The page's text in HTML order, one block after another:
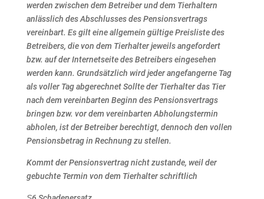
werden zwischen dem Betreiber und dem Tierhaltern
anlässlich des Abschlusses des Pensionsvertrags
vereinbart. Es gilt eine allgemein gültige Preisliste des
Betreibers, die von dem Tierhalter jeweils angefordert
bzw. aufder Internetseite des Betreibers eingesehen
werden kann. Grundsätzlich wird jeder angefangerne Tag
als voller Tag abgerechnetSollte der Tierhalter das Tier
nach dem vereinbarten Beginn des Pensionsvertrags
bringen bzw. vor dem vereinbarten Abholungstermin
abholen, ist der Betreiber berechtigt, dennoch den vollen
Pensionsbetrag in Rechnung zu stellen.
Kommt der Pensionsvertrag nicht zustande, weil der
gebuchte Termin von dem Tierhalter schriftlich